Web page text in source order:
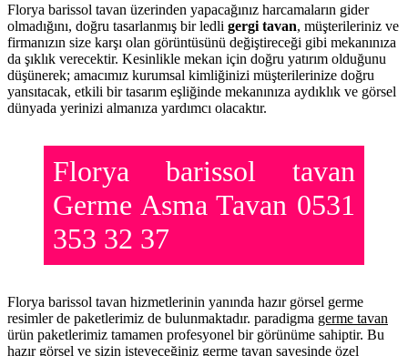
Florya barissol tavan üzerinden yapacağınız harcamaların gider
olmadığını, doğru tasarlanmış bir ledli gergi tavan, müşterileriniz ve
firmanızın size karşı olan görüntüsünü değiştireceği gibi mekanınıza
da şıklık verecektir. Kesinlikle mekan için doğru yatırım olduğunu
düşünerek; amacımız kurumsal kimliğinizi müşterilerinize doğru
yansıtacak, etkili bir tasarım eşliğinde mekanınıza aydıklık ve görsel
dünyada yerinizi almanıza yardımcı olacaktır.
Florya barissol tavan
Germe Asma Tavan 0531
353 32 37
Florya barissol tavan hizmetlerinin yanında hazır görsel germe
resimler de paketlerimiz de bulunmaktadır. paradigma germe tavan
ürün paketlerimiz tamamen profesyonel bir görünüme sahiptir. Bu
hazır görsel ve sizin isteyeceğiniz germe tavan sayesinde özel